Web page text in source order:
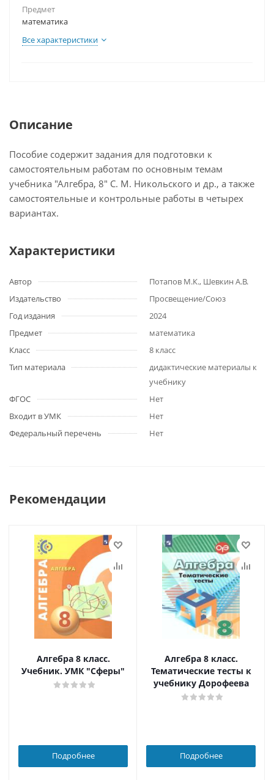
Предмет
математика
Все характеристики
Описание
Пособие содержит задания для подготовки к
самостоятельным работам по основным темам
учебника "Алгебра, 8" С. М. Никольского и др., а также
самостоятельные и контрольные работы в четырех
вариантах.
Характеристики
Автор
Потапов М.К., Шевкин А.В.
Издательство
Просвещение/Союз
Год издания
2024
Предмет
математика
Класс
8 класс
Тип материала
дидактические материалы к
учебнику
ФГОС
Нет
Входит в УМК
Нет
Федеральный перечень
Нет
Рекомендации
Алгебра 8 класс.
Учебник. УМК "Сферы"
Подробнее
Алгебра 8 класс.
Тематические тесты к
учебнику Дорофеева
Подробнее